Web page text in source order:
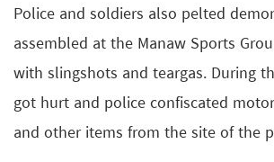
Police and soldiers also pelted
assembled at the Manaw Sports
with slingshots and teargas. During
got hurt and police confiscated
and other items from the site of the